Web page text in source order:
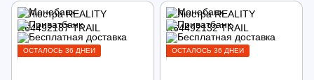
ОСТАЛОСЬ 36 ДНЕЙ ОСТАЛОСЬ 36 ДНЕЙ